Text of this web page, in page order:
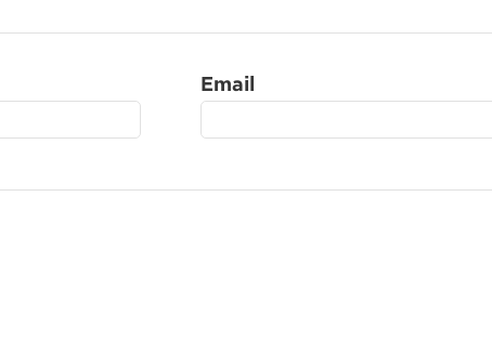
Email